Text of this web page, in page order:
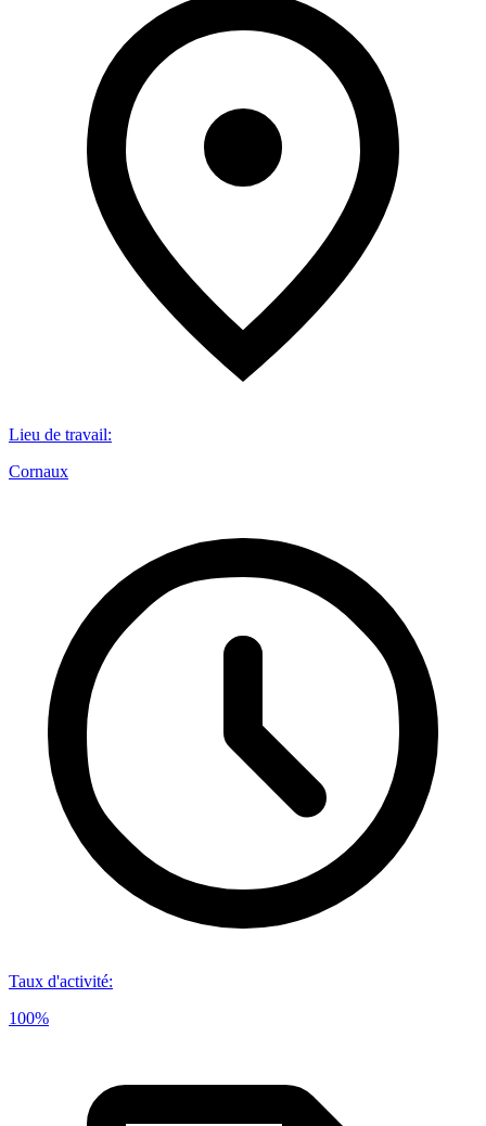
Lieu de travail:
Cornaux
Taux d'activité:
100%